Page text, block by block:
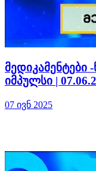
იმპულსი |
07 ივნ 2025